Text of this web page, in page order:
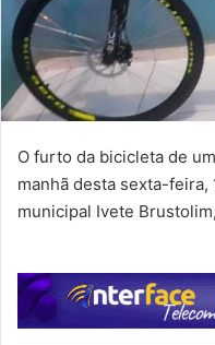
O furto da bicicleta de
manhã desta sexta-
municipal Ivete